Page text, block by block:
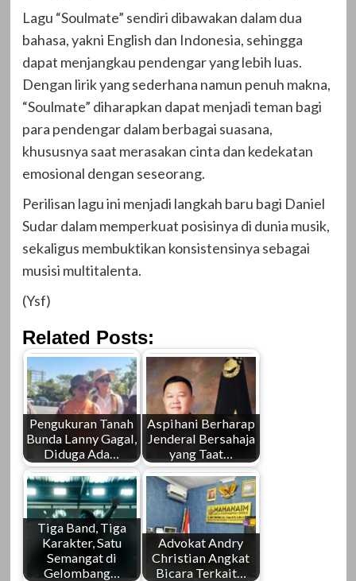
Lagu “Soulmate” sendiri dibawakan dalam dua
bahasa, yakni English dan Indonesia, sehingga
dapat menjangkau pendengar yang lebih luas.
Dengan lirik yang sederhana namun penuh makna,
“Soulmate” diharapkan dapat menjadi teman bagi
para pendengar dalam berbagai suasana,
khususnya saat merasakan cinta dan kedekatan
emosional dengan seseorang.
Perilisan lagu ini menjadi langkah baru bagi Daniel
Sudar dalam memperkuat posisinya di dunia musik,
sekaligus membuktikan konsistensinya sebagai
musisi multitalenta.
(Ysf)
Related Posts:
Pengukuran Tanah
Bunda Lanny Gagal,
Diduga Ada…
Aspihani Berharap
Jenderal Bersahaja
yang Taat…
Tiga Band, Tiga
Karakter, Satu
Semangat di
Gelombang…
Advokat Andry
Christian Angkat
Bicara Terkait…